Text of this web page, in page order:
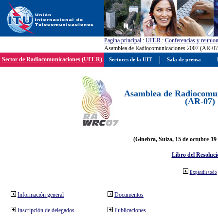
Pagína principal : UIT-R : Conferencias y
Asamblea de Radiocomunicaciones 2007 (AR-
Sector de Radiocomunicaciones (UIT-R)
Asamblea de
(AR-07)
(Ginebra, Suiza, 15 de octubre-19
Libro del
Expandir todo
Información general
Inscripción de delegados
Documentos
Publicaciones
Sectores de la UIT Sala de prensa